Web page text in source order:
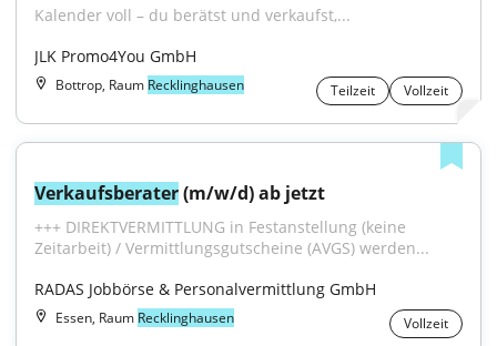
Kalender voll – du berätst und verkaufst,...
JLK Promo4You GmbH
Bottrop, Raum Recklinghausen Teilzeit Vollzeit
Verkaufsberater (m/w/d) ab jetzt
+++ DIREKTVERMITTLUNG in Festanstellung (keine
Zeitarbeit) / Vermittlungsgutscheine (AVGS) werden...
RADAS Jobbörse & Personalvermittlung GmbH
Essen, Raum Recklinghausen Vollzeit